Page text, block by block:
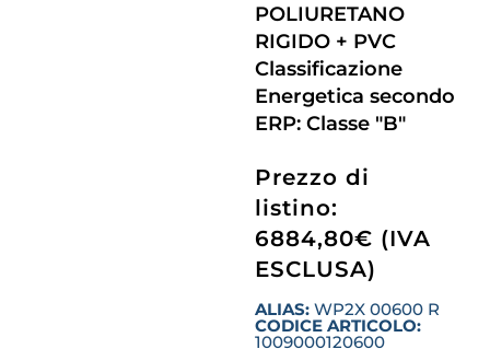
POLIURETANO
RIGIDO + PVC
Classificazione
Energetica secondo
ERP: Classe "B"
Prezzo di
listino:
6884,80€ (IVA
ESCLUSA)
ALIAS:WP2X 00600 R
CODICE ARTICOLO:
1009000120600